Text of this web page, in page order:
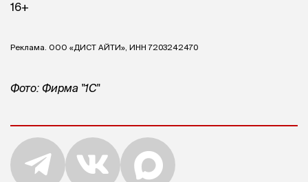
16+
Реклама. ООО «ДИСТ АЙТИ», ИНН 7203242470
Фото: Фирма "1С"